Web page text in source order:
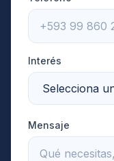
Interés
Mensaje